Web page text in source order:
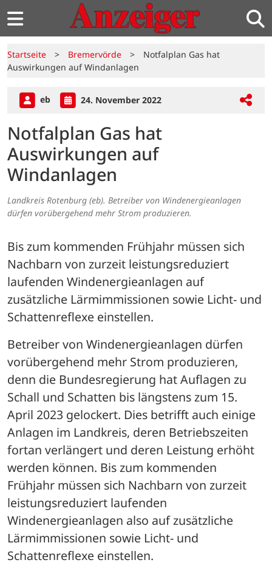
Startseite > Bremervörde >
Notfalplan Gas hat
Auswirkungen auf Windanlagen
eb 24. November 2022
Notfalplan Gas hat
Auswirkungen auf
Windanlagen
Landkreis Rotenburg (eb). Betreiber von Windenergieanlagen
dürfen vorübergehend mehr Strom produzieren.
Bis zum kommenden Frühjahr müssen sich
Nachbarn von zurzeit leistungsreduziert
laufenden Windenergieanlagen auf
zusätzliche Lärmimmissionen sowie Licht- und
Schattenreflexe einstellen.
Betreiber von Windenergieanlagen dürfen
vorübergehend mehr Strom produzieren,
denn die Bundesregierung hat Auflagen zu
Schall und Schatten bis längstens zum 15.
April 2023 gelockert. Dies betrifft auch einige
Anlagen im Landkreis, deren Betriebszeiten
fortan verlängert und deren Leistung erhöht
werden können. Bis zum kommenden
Frühjahr müssen sich Nachbarn von zurzeit
leistungsreduziert laufenden
Windenergieanlagen also auf zusätzliche
Lärmimmissionen sowie Licht- und
Schattenreflexe einstellen.